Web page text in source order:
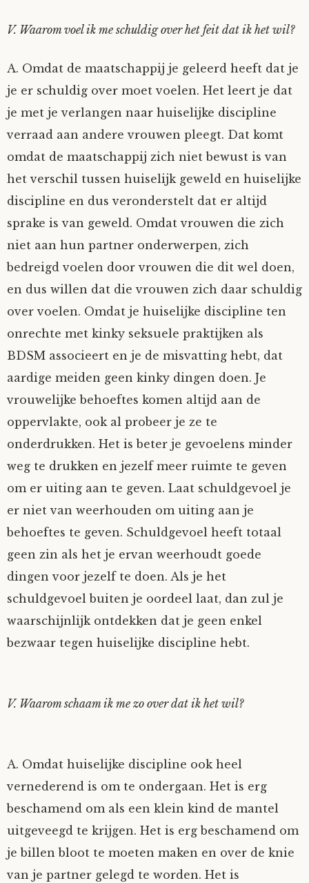
V. Waarom voel ik me schuldig over het feit dat ik het wil?
A. Omdat de maatschappij je geleerd heeft dat je
je er schuldig over moet voelen. Het leert je dat
je met je verlangen naar huiselijke discipline
verraad aan andere vrouwen pleegt. Dat komt
omdat de maatschappij zich niet bewust is van
het verschil tussen huiselijk geweld en huiselijke
discipline en dus veronderstelt dat er altijd
sprake is van geweld. Omdat vrouwen die zich
niet aan hun partner onderwerpen, zich
bedreigd voelen door vrouwen die dit wel doen,
en dus willen dat die vrouwen zich daar schuldig
over voelen. Omdat je huiselijke discipline ten
onrechte met kinky seksuele praktijken als
BDSM associeert en je de misvatting hebt, dat
aardige meiden geen kinky dingen doen. Je
vrouwelijke behoeftes komen altijd aan de
oppervlakte, ook al probeer je ze te
onderdrukken. Het is beter je gevoelens minder
weg te drukken en jezelf meer ruimte te geven
om er uiting aan te geven. Laat schuldgevoel je
er niet van weerhouden om uiting aan je
behoeftes te geven. Schuldgevoel heeft totaal
geen zin als het je ervan weerhoudt goede
dingen voor jezelf te doen. Als je het
schuldgevoel buiten je oordeel laat, dan zul je
waarschijnlijk ontdekken dat je geen enkel
bezwaar tegen huiselijke discipline hebt.
V. Waarom schaam ik me zo over dat ik het wil?
A. Omdat huiselijke discipline ook heel
vernederend is om te ondergaan. Het is erg
beschamend om als een klein kind de mantel
uitgeveegd te krijgen. Het is erg beschamend om
je billen bloot te moeten maken en over de knie
van je partner gelegd te worden. Het is